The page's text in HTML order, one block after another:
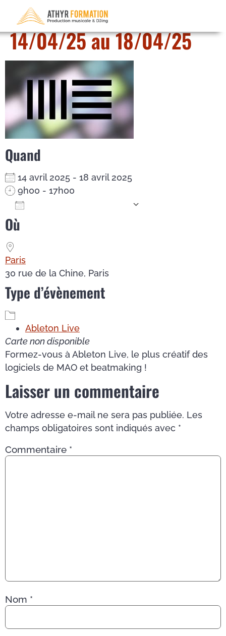
Ableton Live – du
14/04/25 au 18/04/25
Quand
14 avril 2025 - 18 avril 2025
9h00 - 17h00
Où
Paris
30 rue de la Chine, Paris
Type d’évènement
Ableton Live
Carte non disponible
Formez-vous à Ableton Live, le plus créatif des
logiciels de MAO et beatmaking !
Laisser un commentaire
Votre adresse e-mail ne sera pas publiée. Les
champs obligatoires sont indiqués avec *
Commentaire *
Nom *